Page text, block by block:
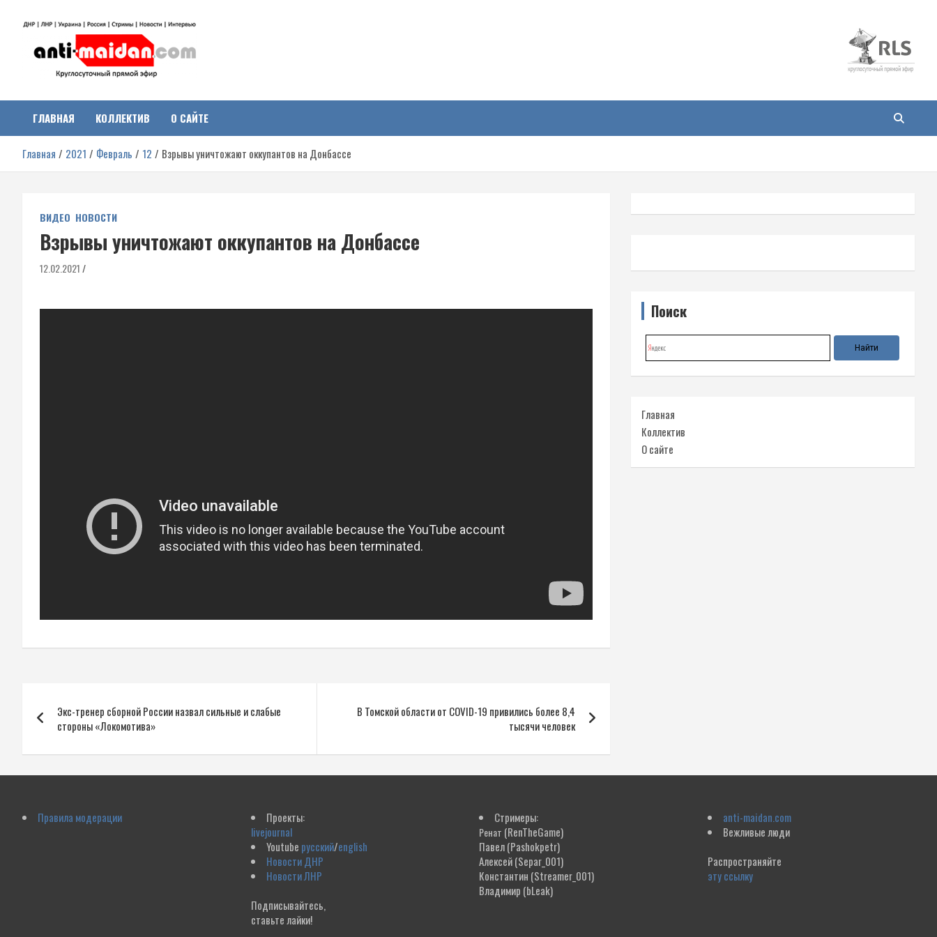
Антимайдан:
Гражданская война на
Украине
о гражданской войне на Украине, включая события в Новороссии,
ДНР, ЛНР и других регионах.
ГЛАВНАЯ КОЛЛЕКТИВ О САЙТЕ
Главная 2021 Февраль 12 Взрывы уничтожают оккупантов на Донбассе
ВИДЕО НОВОСТИ
Взрывы уничтожают оккупантов на Донбассе
12.02.2021
по
записям
Экс-тренер сборной России назвал сильные и слабые
стороны «Локомотива»
В Томской области от COVID-19 привились более 8,4
тысячи человек
Поиск
Главная
Коллектив
О сайте
Правила модерации
Проекты:
livejournal
Youtube русский/english
Новости ДНР
Новости ЛНР
Подписывайтесь,
ставьте лайки!
Стримеры:
Ренат (RenTheGame)
Павел(Pashokpetr)
Алексей(Separ_001)
Константин (Streamer_001)
Владимир (bLeak)
anti-maidan.com
Вежливые люди
Распространяйте
эту ссылку